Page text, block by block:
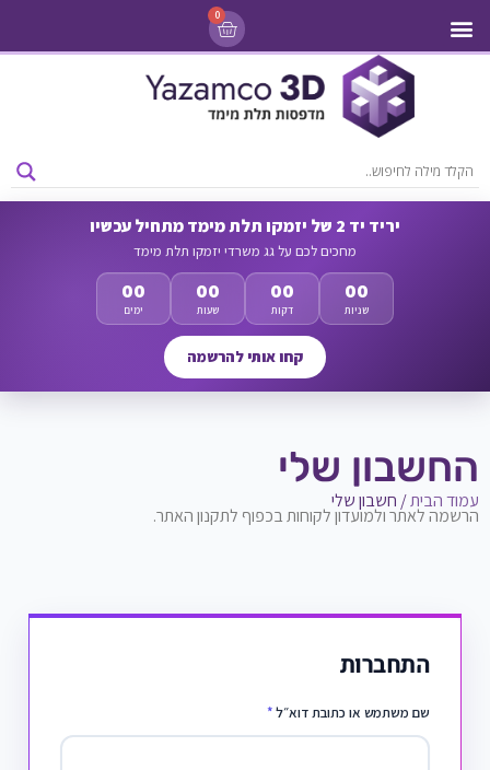
0
יריד יד 2 של יזמקו תלת מימד מתחיל עכשיו
מחכים לכם על גג משרדי יזמקו תלת מימד
00
ימים
00
שעות
00
דקות
00
שניות
קחו אותי להרשמה
החשבון שלי
עמוד הבית/ חשבון שלי
הרשמה לאתר ולמועדון לקוחות בכפוף לתקנון האתר.
התחברות
שם משתמש או כתובת דוא״ל*